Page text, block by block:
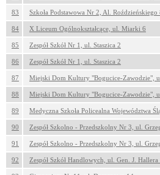
83 Szkoła Podstawowa Nr 2, Al. Roździeńskiego
84 X Liceum Ogólnokształcące, ul. Miarki 6
85 Zespół Szkół Nr 1, ul. Staszica 2
86 Zespół Szkół Nr 1, ul. Staszica 2
87 Miejski Dom Kultury "Bogucice-Zawodzie",
88 Miejski Dom Kultury "Bogucice-Zawodzie",
89 Medyczna Szkoła Policealna Województwa
90 Zespół Szkolno - Przedszkolny Nr 3, ul.
91 Zespół Szkolno - Przedszkolny Nr 3, ul.
92 Zespół Szkół Handlowych, ul. Gen. J. Hallera